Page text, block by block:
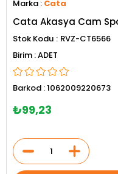
Marka : Cata
Cata Akasya Cam
Stok Kodu
RVZ-CT6566
ADET
Barkod :1062009220673
₺99,23